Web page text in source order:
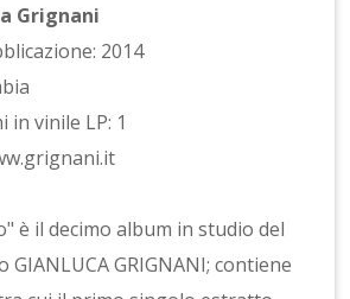
Grignani
2014
in vinile LP: 1
è il decimo album in studio del
GRIGNANI; contiene